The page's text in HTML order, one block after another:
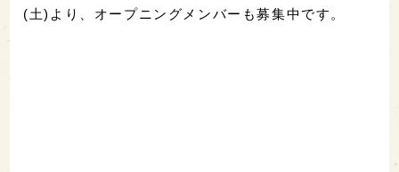
(土)より、オープニングメンバーも募集中です。